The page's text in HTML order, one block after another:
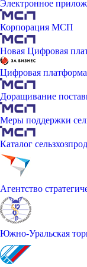
Электронное
Корпорация МСП
Новая Цифровая
Цифровая
Доращивание
Меры поддержки
Каталог
Агентство
Южно-Уральская